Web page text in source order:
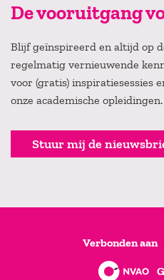
De vooruitgang
Blijf geïnspireerd en altijd op
regelmatig vernieuwende
voor (gratis) inspiratiesessies
onze academische opleidingen.
Stuur mij de
Verbonden aan